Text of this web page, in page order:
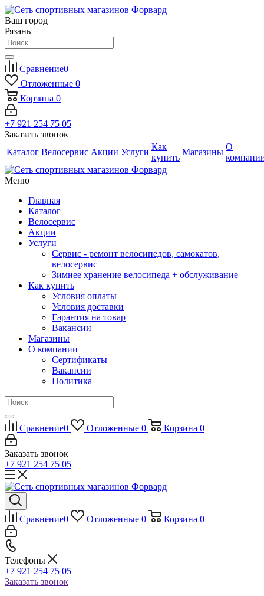
Ваш город
Рязань
Сравнение0
Отложенные 0
Корзина 0
+7 921 254 75 05
Заказать звонок
Каталог Велосервис Акции Услуги
Как
купить
Магазины
О
Меню
Главная
Каталог
Велосервис
Акции
Услуги
Сервис - ремонт велосипедов, самокатов,
велосервис
Зимнее хранение велосипеда + обслуживание
Как купить
Условия оплаты
Условия доставки
Гарантия на товар
Вакансии
Магазины
О компании
Сертификаты
Вакансии
Политика
Сравнение0 Отложенные 0 Корзина 0
Заказать звонок
+7 921 254 75 05
Сравнение0 Отложенные 0 Корзина 0
Телефоны
+7 921 254 75 05
Заказать звонок